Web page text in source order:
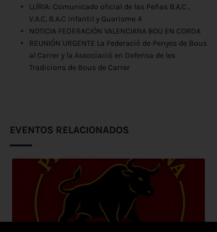
LLÍRIA: Comunicado oficial de las Peñas B.A.C ,
V.A.C, B.A.C infantil y Guarisme 4
NOTICIA FEDERACIÓN VALENCIANA BOU EN CORDA
REUNIÓN URGENTE La Federació de Penyes de Bous
al Carrer y la Associació en Defensa de les
Tradicions de Bous de Carrer
EVENTOS RELACIONADOS